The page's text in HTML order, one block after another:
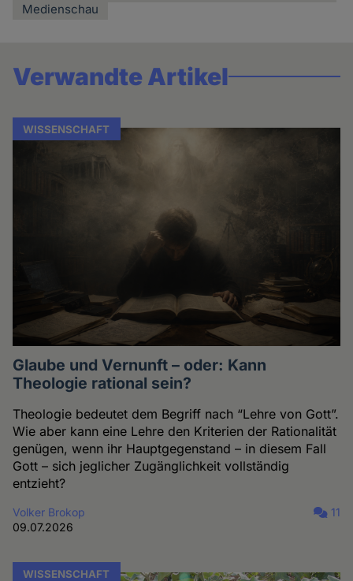
Medienschau
Verwandte Artikel
WISSENSCHAFT
Glaube und Vernunft – oder: Kann
Theologie rational sein?
Theologie bedeutet dem Begriff nach “Lehre von Gott”.
Wie aber kann eine Lehre den Kriterien der Rationalität
genügen, wenn ihr Hauptgegenstand – in diesem Fall
Gott – sich jeglicher Zugänglichkeit vollständig
entzieht?
Volker Brokop
09.07.2026
11
WISSENSCHAFT